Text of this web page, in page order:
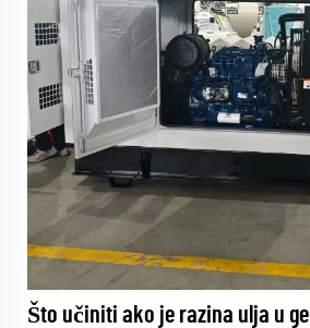
Što učiniti ako je razina ulja u